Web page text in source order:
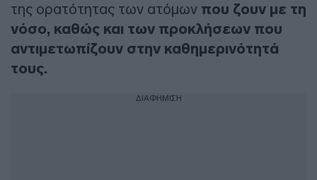
της ορατότητας των ατόμων που ζουν με τη
νόσο, καθώς και των προκλήσεων που
αντιμετωπίζουν στην καθημερινότητά
τους.
ΔΙΑΦΗΜΙΣΗ